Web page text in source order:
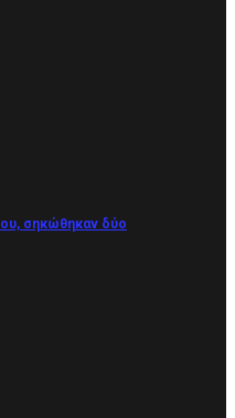
σηκώθηκαν δύο